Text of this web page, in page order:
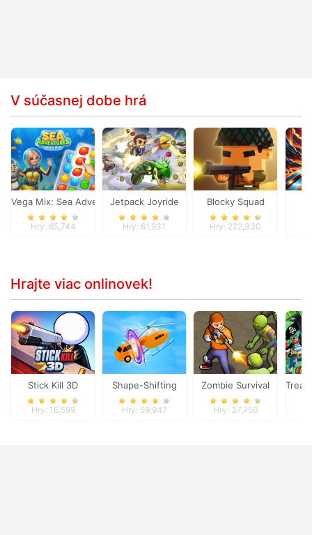
V súčasnej dobe hrá
Vega Mix: Sea Adventures
Hry: 65,744
Jetpack Joyride
Hry: 61,931
Blocky Squad
Hry: 222,330
Hrajte viac onlinovek!
Stick Kill 3D
Hry: 16,599
Shape-Shifting
Hry: 59,947
Zombie Survival
Hry: 37,750